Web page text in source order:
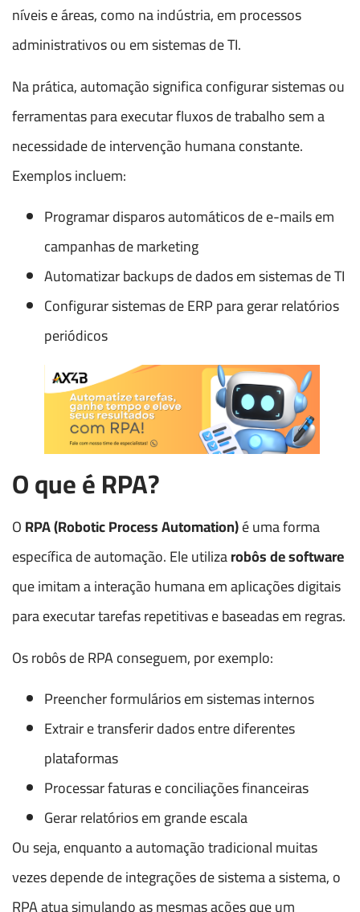
níveis e áreas, como na indústria, em processos
administrativos ou em sistemas de TI.
Na prática, automação significa configurar sistemas ou
ferramentas para executar fluxos de trabalho sem a
necessidade de intervenção humana constante.
Exemplos incluem:
Programar disparos automáticos de e-mails em
campanhas de marketing
Automatizar backups de dados em sistemas de TI
Configurar sistemas de ERP para gerar relatórios
periódicos
O que é RPA?
ORPA (Robotic Process Automation)é uma forma
específica de automação. Ele utilizarobôs de software
que imitam a interação humana em aplicações digitais
para executar tarefas repetitivas e baseadas em regras.
Os robôs de RPA conseguem, por exemplo:
Preencher formulários em sistemas internos
Extrair e transferir dados entre diferentes
plataformas
Processar faturas e conciliações financeiras
Gerar relatórios em grande escala
Ou seja, enquanto a automação tradicional muitas
vezes depende de integrações de sistema a sistema, o